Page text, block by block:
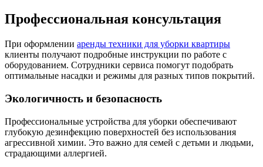
Профессиональная консультация
При оформлении аренды техники для уборки квартиры
клиенты получают подробные инструкции по работе с
оборудованием. Сотрудники сервиса помогут подобрать
оптимальные насадки и режимы для разных типов покрытий.
Экологичность и безопасность
Профессиональные устройства для уборки обеспечивают
глубокую дезинфекцию поверхностей без использования
агрессивной химии. Это важно для семей с детьми и людьми,
страдающими аллергией.